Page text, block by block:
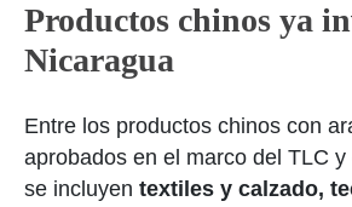
Productos chinos ya
Nicaragua
Entre los productos chinos con
aprobados en el marco del TLC
se incluyen textiles y calzado,